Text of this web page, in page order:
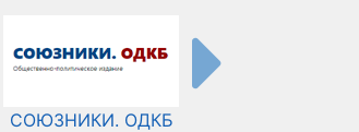
СОЮЗНИКИ. ОДКБ